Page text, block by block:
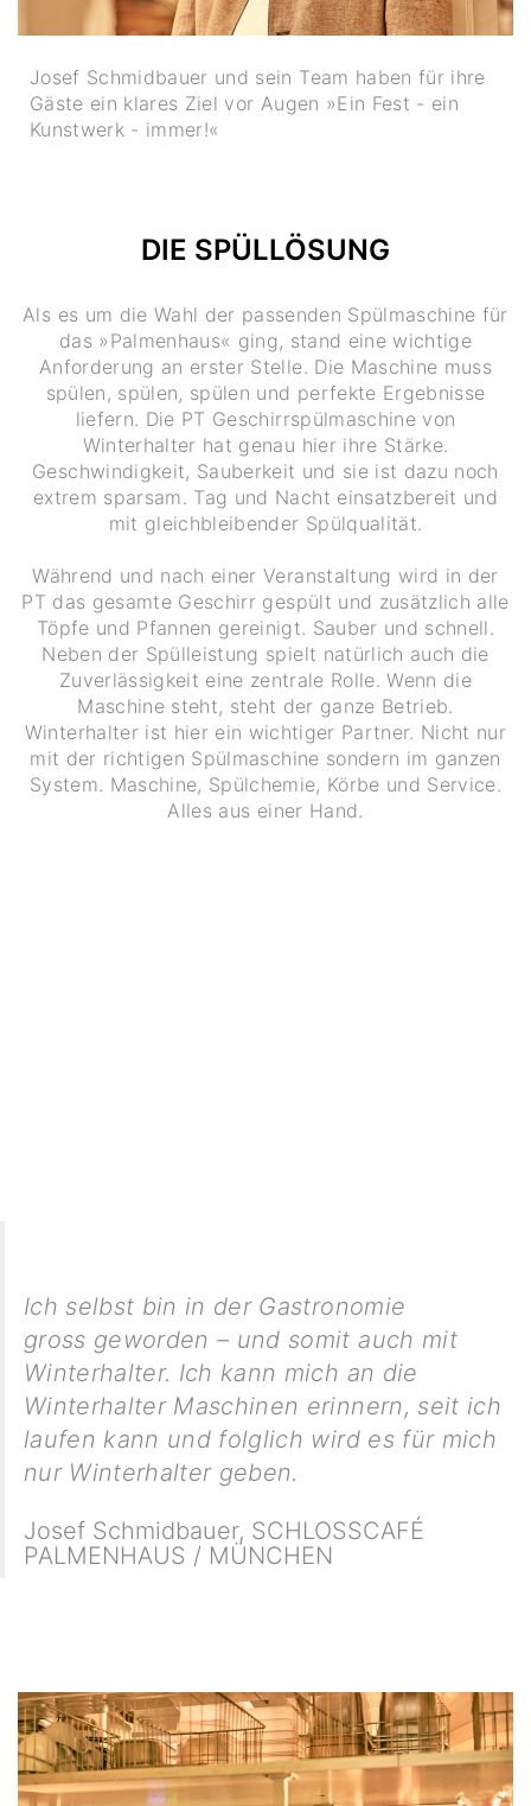
Josef Schmidbauer und sein Team haben für ihre
Gäste ein klares Ziel vor Augen »Ein Fest - ein
Kunstwerk - immer!«
DIE SPÜLLÖSUNG
Als es um die Wahl der passenden Spülmaschine für
das »Palmenhaus« ging, stand eine wichtige
Anforderung an erster Stelle. Die Maschine muss
spülen, spülen, spülen und perfekte Ergebnisse
liefern. Die PT Geschirrspülmaschine von
Winterhalter hat genau hier ihre Stärke.
Geschwindigkeit, Sauberkeit und sie ist dazu noch
extrem sparsam. Tag und Nacht einsatzbereit und
mit gleichbleibender Spülqualität.
Während und nach einer Veranstaltung wird in der
PT das gesamte Geschirr gespült und zusätzlich alle
Töpfe und Pfannen gereinigt. Sauber und schnell.
Neben der Spülleistung spielt natürlich auch die
Zuverlässigkeit eine zentrale Rolle. Wenn die
Maschine steht, steht der ganze Betrieb.
Winterhalter ist hier ein wichtiger Partner. Nicht nur
mit der richtigen Spülmaschine sondern im ganzen
System. Maschine, Spülchemie, Körbe und Service.
Alles aus einer Hand.
Ich selbst bin in der Gastronomie
gross geworden – und somit auch mit
Winterhalter. Ich kann mich an die
Winterhalter Maschinen erinnern, seit ich
laufen kann und folglich wird es für mich
nur Winterhalter geben.
Josef Schmidbauer, SCHLOSSCAFÉ
PALMENHAUS / MÜNCHEN